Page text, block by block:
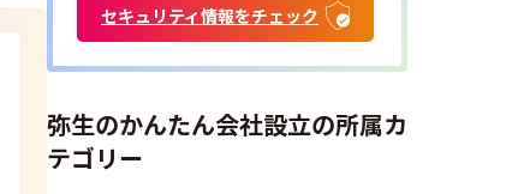
セキュリティ情報をチェック
弥生のかんたん会社設立の所属カ
テゴリー